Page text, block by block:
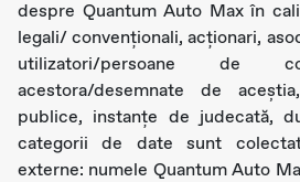
despre Quantum Auto Max în
legali/ convenționali, acționari,
utilizatori/persoane de
acestora/desemnate de
publice, instanțe de judecată,
categorii de date sunt
externe: numele Quantum Auto